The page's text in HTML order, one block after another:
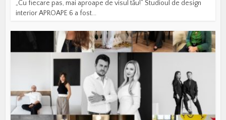
„Cu fiecare pas, mai aproape de visul tău!” Studioul de design
interior APROAPE 6 a fost...